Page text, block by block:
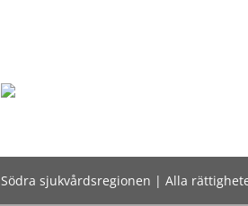
Södra sjukvårdsregionen | Alla